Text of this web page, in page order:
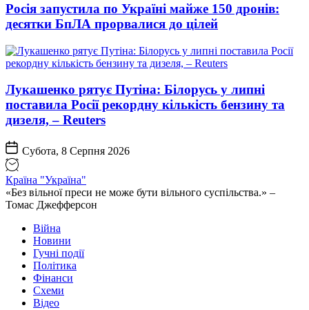
Росія запустила по Україні майже 150 дронів:
десятки БпЛА прорвалися до цілей
Лукашенко рятує Путіна: Білорусь у липні
поставила Росії рекордну кількість бензину та
дизеля, – Reuters
Субота, 8 Серпня 2026
Країна "Україна"
«Без вільної преси не може бути вільного суспільства.» –
Томас Джефферсон
Війна
Новини
Гучні події
Політика
Фінанси
Схеми
Відео